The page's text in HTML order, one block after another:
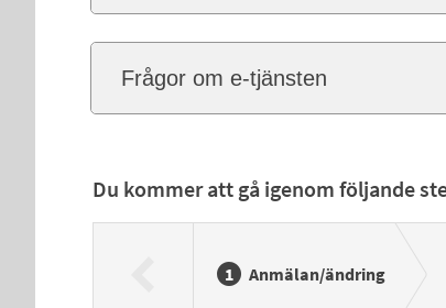
Frågor om e-tjänsten
Du kommer att gå igenom följande
Anmälan/ändring